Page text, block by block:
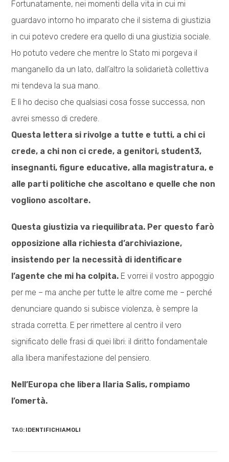
Fortunatamente, nei momenti della vita in cui mi
guardavo intorno ho imparato che il sistema di giustizia
in cui potevo credere era quello di una giustizia sociale.
Ho potuto vedere che mentre lo Stato mi porgeva il
manganello da un lato, dall’altro la solidarietà collettiva
mi tendeva la sua mano.
E lì ho deciso che qualsiasi cosa fosse successa, non
avrei smesso di credere.
Questa lettera si rivolge a tutte e tutti, a chi ci
crede, a chi non ci crede, a genitori, student3,
insegnanti, figure educative, alla magistratura, e
alle parti politiche che ascoltano e quelle che non
vogliono ascoltare.
Questa giustizia va riequilibrata. Per questo farò
opposizione alla richiesta d’archiviazione,
insistendo per la necessità di identificare
l’agente che mi ha colpita. E vorrei il vostro appoggio
per me – ma anche per tutte le altre come me – perché
denunciare quando si subisce violenza, è sempre la
strada corretta. E per rimettere al centro il vero
significato delle frasi di quei libri: il diritto fondamentale
alla libera manifestazione del pensiero.
Nell’Europa che libera Ilaria Salis, rompiamo
l’omertà.
TAG: IDENTIFICHIAMOLI